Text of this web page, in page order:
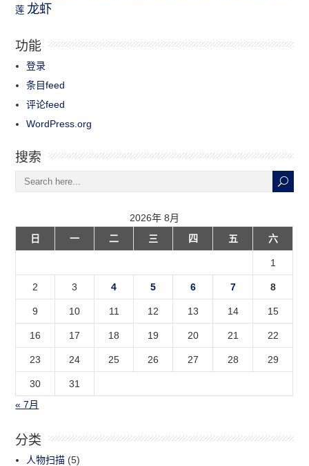
莲 龙虾
功能
登录
条目feed
评论feed
WordPress.org
搜索
2026年 8月
日
一 二 三 四 五 六
1
2 3 4 5 6 7 8
9 10 11 12 13 14 15
16 17 18 19 20 21 22
23 24 25 26 27 28 29
30
31
« 7月
分类
人物扫描 (5)